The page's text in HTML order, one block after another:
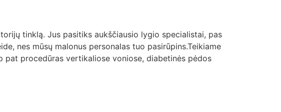
tinklą. Jus pasitiks aukščiausio lygio specialistai, pas
nes mūsų malonus personalas tuo pasirūpins.Teikiame
procedūras vertikaliose voniose, diabetinės pėdos